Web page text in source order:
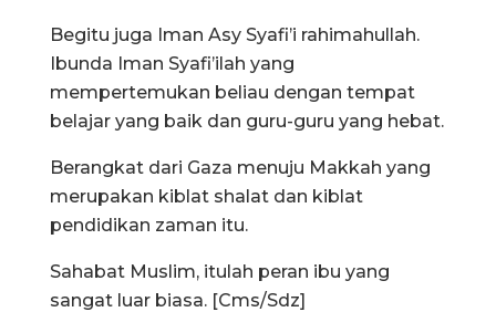
Begitu juga Iman Asy Syafi’i rahimahullah.
Ibunda Iman Syafi’ilah yang
mempertemukan beliau dengan tempat
belajar yang baik dan guru-guru yang hebat.
Berangkat dari Gaza menuju Makkah yang
merupakan kiblat shalat dan kiblat
pendidikan zaman itu.
Sahabat Muslim, itulah peran ibu yang
sangat luar biasa. [Cms/Sdz]